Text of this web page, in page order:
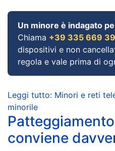
Un minore è indagato
Chiama +39 335 669
dispositivi e non
regola e vale prima di
Leggi tutto: Minori e reti
minorile
conviene